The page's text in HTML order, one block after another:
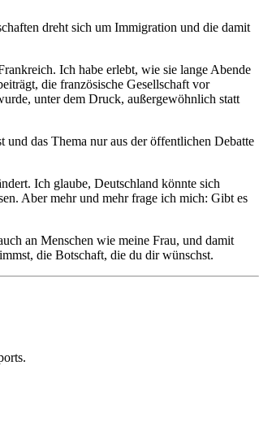
dreht sich um Immigration und die damit
Ich habe erlebt, wie sie lange Abende
die französische Gesellschaft vor
unter dem Druck, außergewöhnlich statt
und das Thema nur aus der öffentlichen Debatte
Ich glaube, Deutschland könnte sich
Aber mehr und mehr frage ich mich: Gibt es
an Menschen wie meine Frau, und damit
die Botschaft, die du dir wünschst.